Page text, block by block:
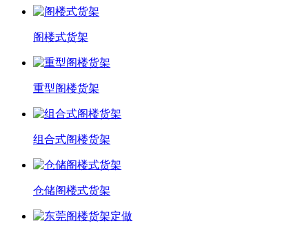
阁楼式货架
重型阁楼货架
组合式阁楼货架
仓储阁楼式货架